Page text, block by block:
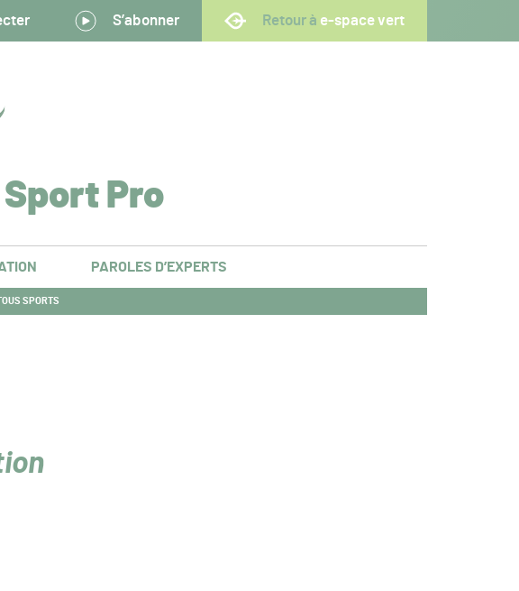
S’abonner Retour à e-space vert
Sport Pro
PAROLES D’EXPERTS
SPORTS